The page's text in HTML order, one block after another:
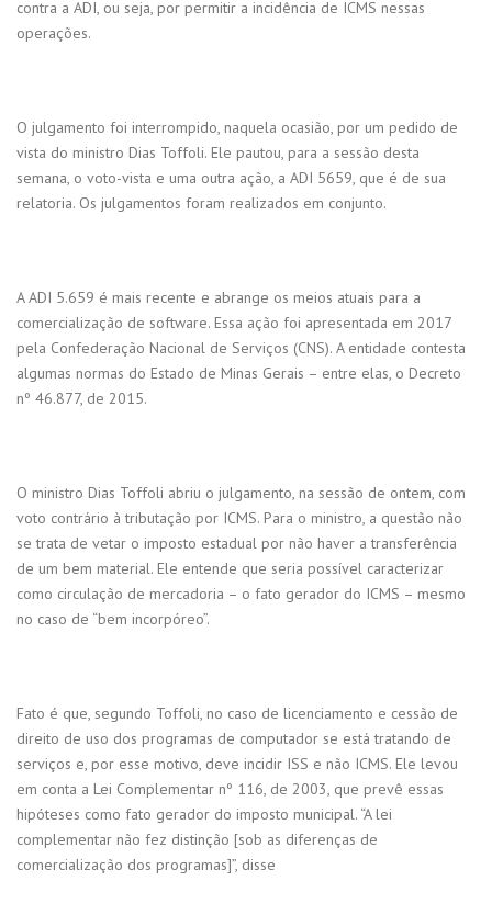
contra a ADI, ou seja, por permitir a incidência de ICMS nessas
operações.
O julgamento foi interrompido, naquela ocasião, por um pedido de
vista do ministro Dias Toffoli. Ele pautou, para a sessão desta
semana, o voto-vista e uma outra ação, a ADI 5659, que é de sua
relatoria. Os julgamentos foram realizados em conjunto.
A ADI 5.659 é mais recente e abrange os meios atuais para a
comercialização de software. Essa ação foi apresentada em 2017
pela Confederação Nacional de Serviços (CNS). A entidade contesta
algumas normas do Estado de Minas Gerais – entre elas, o Decreto
nº 46.877, de 2015.
O ministro Dias Toffoli abriu o julgamento, na sessão de ontem, com
voto contrário à tributação por ICMS. Para o ministro, a questão não
se trata de vetar o imposto estadual por não haver a transferência
de um bem material. Ele entende que seria possível caracterizar
como circulação de mercadoria – o fato gerador do ICMS – mesmo
no caso de “bem incorpóreo”.
Fato é que, segundo Toffoli, no caso de licenciamento e cessão de
direito de uso dos programas de computador se está tratando de
serviços e, por esse motivo, deve incidir ISS e não ICMS. Ele levou
em conta a Lei Complementar nº 116, de 2003, que prevê essas
hipóteses como fato gerador do imposto municipal. “A lei
complementar não fez distinção [sob as diferenças de
comercialização dos programas]”, disse